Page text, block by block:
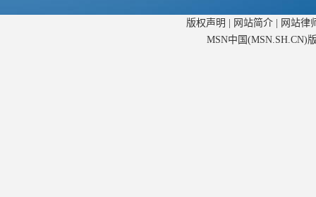
版权声明 网站简介|
网站律
MSN中国(MSN.SH.CN)